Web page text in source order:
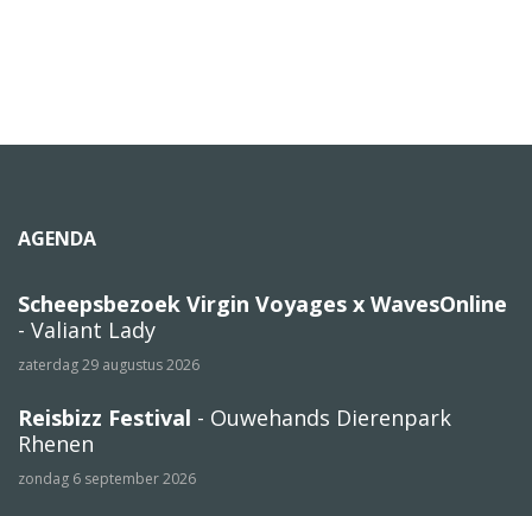
AGENDA
Scheepsbezoek Virgin Voyages x WavesOnline
- Valiant Lady
zaterdag 29 augustus 2026
Reisbizz Festival - Ouwehands Dierenpark
Rhenen
zondag 6 september 2026